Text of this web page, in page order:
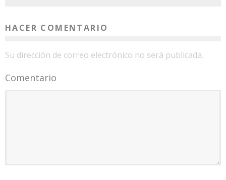
HACER COMENTARIO
Su dirección de correo electrónico no será publicada.
Comentario